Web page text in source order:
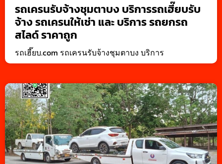
รถเครนรับจ้างชุมตาบง บริการรถเฮี๊ยบรับ
จ้าง รถเครนให้เช่า และ บริการ รถยกรถ
สไลด์ ราคาถูก
รถเฮี๊ยบ.com รถเครนรับจ้างชุมตาบง บริการ